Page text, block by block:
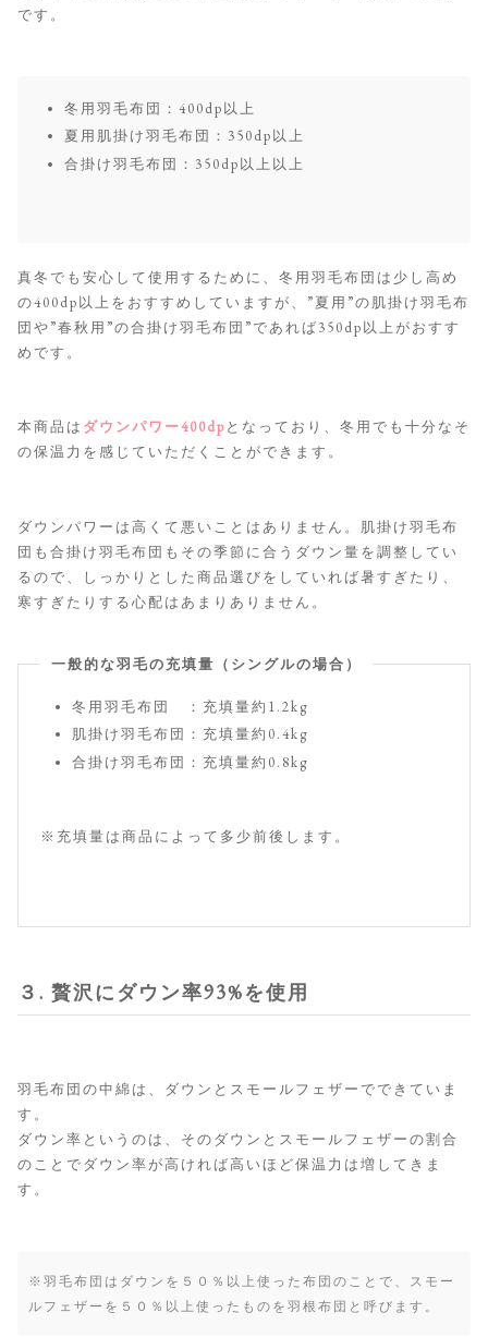
です。
冬用羽毛布団：400dp以上
夏用肌掛け羽毛布団：350dp以上
合掛け羽毛布団：350dp以上以上
真冬でも安心して使用するために、冬用羽毛布団は少し高め
の400dp以上をおすすめしていますが、”夏用”の肌掛け羽毛布
団や”春秋用”の合掛け羽毛布団”であれば350dp以上がおすす
めです。
本商品は ダウンパワー400dpとなっており、冬用でも十分なそ
の保温力を感じていただくことができます。
ダウンパワーは高くて悪いことはありません。肌掛け羽毛布
団も合掛け羽毛布団もその季節に合うダウン量を調整してい
るので、しっかりとした商品選びをしていれば暑すぎたり、
寒すぎたりする心配はあまりありません。
一般的な羽毛の充填量（シングルの場合）
冬用羽毛布団 ：充填量約1.2kg
肌掛け羽毛布団：充填量約0.4kg
合掛け羽毛布団：充填量約0.8kg
※充填量は商品によって多少前後します。
３. 贅沢にダウン率93%を使用
羽毛布団の中綿は、ダウンとスモールフェザーでできていま
す。
ダウン率というのは、そのダウンとスモールフェザーの割合
のことでダウン率が高ければ高いほど保温力は増してきま
す。
※羽毛布団はダウンを５０％以上使った布団のことで、スモー
ルフェザーを５０％以上使ったものを羽根布団と呼びます。